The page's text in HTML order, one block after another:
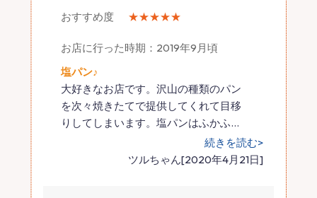
おすすめ度 ★★★★★
お店に行った時期：2019年9月頃
塩パン♪
大好きなお店です。沢山の種類のパン
を次々焼きたてで提供してくれて目移
りしてしまいます。塩パンはふかふ…
続きを読む>
ツルちゃん[2020年4月21日]